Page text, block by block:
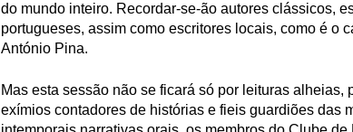
do mundo inteiro. Recordar-se-ão autores clássicos,
portugueses, assim como escritores locais, como é o
António Pina.
Mas esta sessão não se ficará só por leituras alheias,
exímios contadores de histórias e fieis guardiões das